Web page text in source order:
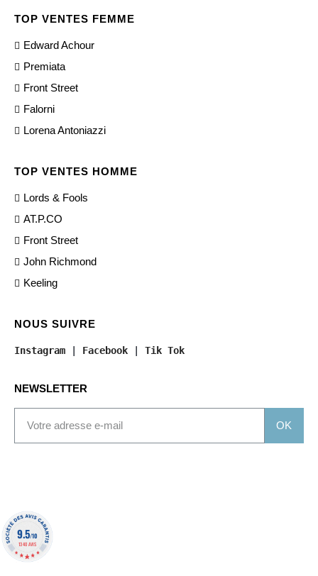
TOP VENTES FEMME
Edward Achour
Premiata
Front Street
Falorni
Lorena Antoniazzi
TOP VENTES HOMME
Lords & Fools
AT.P.CO
Front Street
John Richmond
Keeling
NOUS SUIVRE
Instagram Facebook Tik Tok
NEWSLETTER
OK
9.5/10
1340 AVIS